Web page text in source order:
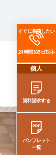
すぐに相談したい
24時間365日対応
個人
資料請求する
パンフレット
一覧